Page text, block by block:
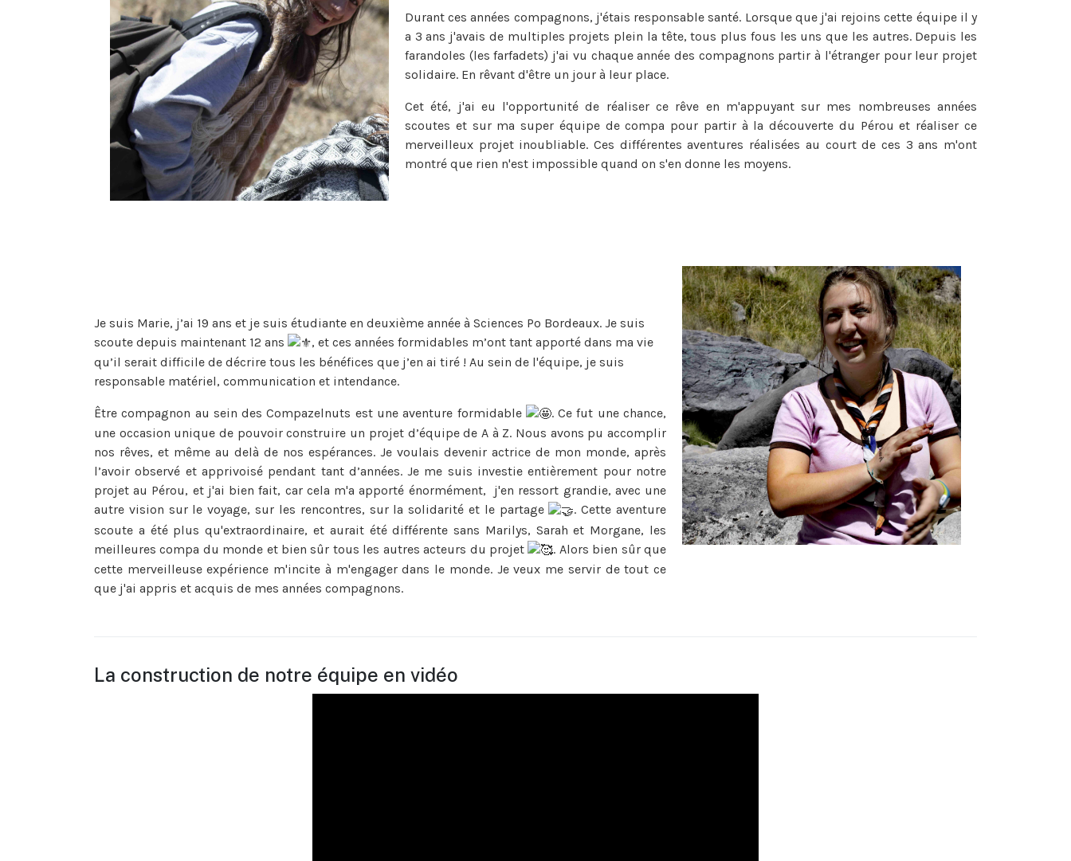
Durant ces années compagnons, j'étais responsable santé. Lorsque que j'ai rejoins cette équipe il y
a 3 ans j'avais de multiples projets plein la tête, tous plus fous les uns que les autres. Depuis les
farandoles (les farfadets) j'ai vu chaque année des compagnons partir à l'étranger pour leur projet
solidaire. En rêvant d'être un jour à leur place.
Cet été, j'ai eu l'opportunité de réaliser ce rêve en m'appuyant sur mes nombreuses années
scoutes et sur ma super équipe de compa pour partir à la découverte du Pérou et réaliser ce
merveilleux projet inoubliable. Ces différentes aventures réalisées au court de ces 3 ans m'ont
montré que rien n'est impossible quand on s'en donne les moyens.
Je suis Marie, j’ai 19 ans et je suis étudiante en deuxième année à Sciences Po Bordeaux. Je suis
scoute depuis maintenant 12 ans
, et ces années formidables m’ont tant apporté dans ma vie
qu’il serait difficile de décrire tous les bénéfices que j’en ai tiré ! Au sein de l'équipe, je suis
responsable matériel, communication et intendance.
Être compagnon au sein des Compazelnuts est une aventure formidable
. Ce fut une chance,
une occasion unique de pouvoir construire un projet d’équipe de A à Z. Nous avons pu accomplir
nos rêves, et même au delà de nos espérances. Je voulais devenir actrice de mon monde, après
l’avoir observé et apprivoisé pendant tant d’années. Je me suis investie entièrement pour notre
projet au Pérou, et j'ai bien fait, car cela m'a apporté énormément, j'en ressort grandie, avec une
autre vision sur le voyage, sur les rencontres, sur la solidarité et le partage
. Cette aventure
scoute a été plus qu'extraordinaire, et aurait été différente sans Marilys, Sarah et Morgane, les
meilleures compa du monde et bien sûr tous les autres acteurs du projet
. Alors bien sûr que
cette merveilleuse expérience m'incite à m'engager dans le monde. Je veux me servir de tout ce
que j'ai appris et acquis de mes années compagnons.
La construction de notre équipe en vidéo